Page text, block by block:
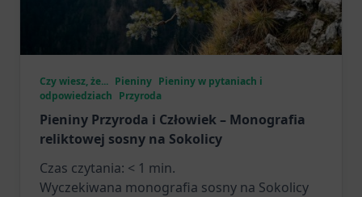
Czy wiesz, że... Pieniny Pieniny w pytaniach i
odpowiedziach Przyroda
Pieniny Przyroda i Człowiek – Monografia
reliktowej sosny na Sokolicy
Czas czytania: < 1 min.
Wyczekiwana monografia sosny na Sokolicy